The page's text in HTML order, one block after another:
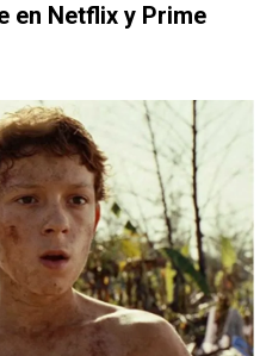
en Netflix y Prime